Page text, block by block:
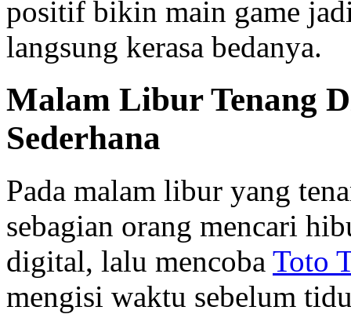
positif bikin main game
langsung kerasa bedanya.
Malam Libur Tenang
Sederhana
Pada malam libur yang
sebagian orang mencari
digital, lalu mencoba Toto
mengisi waktu sebelum